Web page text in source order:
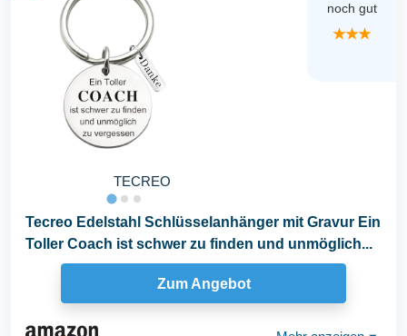
TECREO
noch gut
★★★
Tecreo Edelstahl Schlüsselanhänger mit Gravur Ein
Toller Coach ist schwer zu finden und unmöglich...
Zum Angebot